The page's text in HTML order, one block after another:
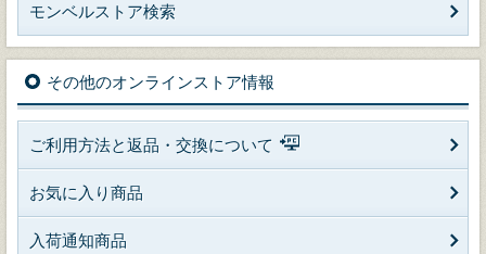
モンベルストア検索
その他のオンラインストア情報
ご利用方法と返品・交換について
お気に入り商品
入荷通知商品